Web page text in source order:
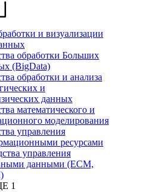
и визуализации
обработки Больших
(BigData)
обработки и анализа
и
данных
математического и
моделирования
управления
ресурсами
управления
данными (ECM,
1